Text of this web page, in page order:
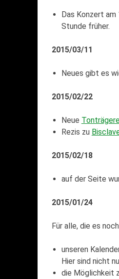
Das Konzert am
Stunde früher.
2015/03/11
Neues gibt es
2015/02/22
Neue
Rezis zu
2015/02/18
auf der Seite
2015/01/24
Für alle, die es
unseren
Hier sind nicht
die Möglichkeit